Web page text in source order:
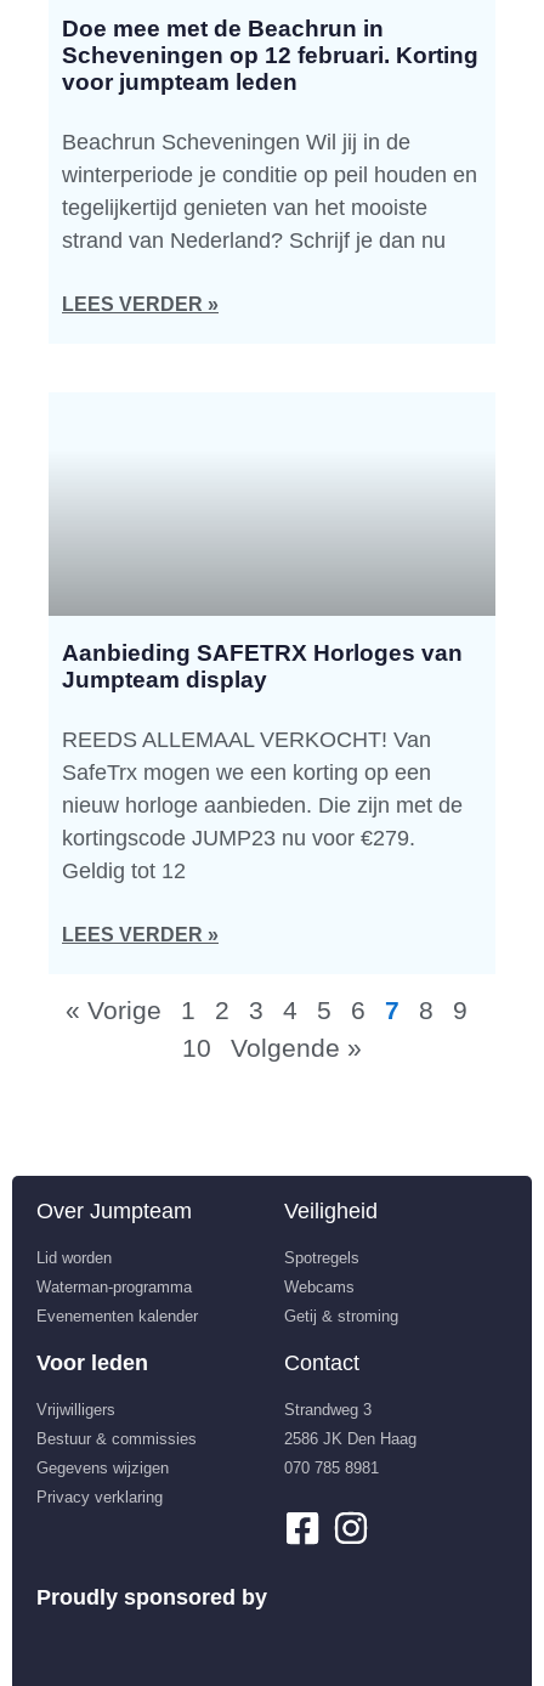
Doe mee met de Beachrun in
Scheveningen op 12 februari. Korting
voor jumpteam leden
Beachrun Scheveningen Wil jij in de
winterperiode je conditie op peil houden en
tegelijkertijd genieten van het mooiste
strand van Nederland? Schrijf je dan nu
LEES VERDER »
Aanbieding SAFETRX Horloges van
Jumpteam display
REEDS ALLEMAAL VERKOCHT! Van
SafeTrx mogen we een korting op een
nieuw horloge aanbieden. Die zijn met de
kortingscode JUMP23 nu voor €279.
Geldig tot 12
LEES VERDER »
« Vorige 1 2 3 4 5 6 7 8
9
10
Volgende »
Over Jumpteam
Lid worden
Waterman-programma
Evenementen kalender
Veiligheid
Spotregels
Webcams
Getij & stroming
Voor leden
Vrijwilligers
Bestuur & commissies
Gegevens wijzigen
Privacy verklaring
Contact
Strandweg 3
2586 JK Den Haag
070 785 8981
Proudly sponsored by